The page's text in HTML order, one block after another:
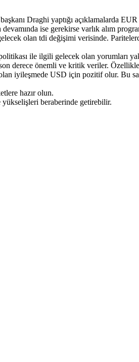
Draghi yaptığı açıklamalarda EUR
ise gerekirse varlık alım
olan tdi değişimi verisinde.
ile ilgili gelecek olan yorumları
derece önemli ve kritik veriler.
iyileşmede USD için pozitif olur. Bu
hazır olun.
beraberinde getirebilir.